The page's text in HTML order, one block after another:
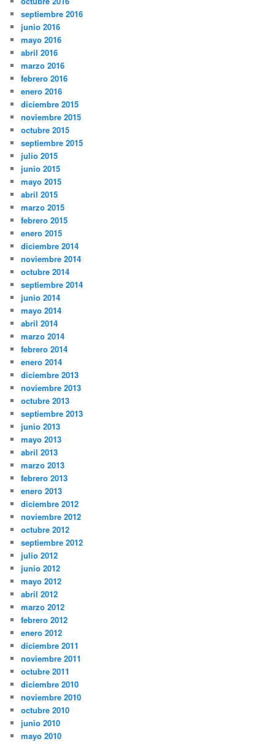
septiembre 2016
junio 2016
mayo 2016
abril 2016
marzo 2016
febrero 2016
enero 2016
diciembre 2015
noviembre 2015
octubre 2015
septiembre 2015
julio 2015
junio 2015
mayo 2015
abril 2015
marzo 2015
febrero 2015
enero 2015
diciembre 2014
noviembre 2014
octubre 2014
septiembre 2014
junio 2014
mayo 2014
abril 2014
marzo 2014
febrero 2014
enero 2014
diciembre 2013
noviembre 2013
octubre 2013
septiembre 2013
junio 2013
mayo 2013
abril 2013
marzo 2013
febrero 2013
enero 2013
diciembre 2012
noviembre 2012
octubre 2012
septiembre 2012
julio 2012
junio 2012
mayo 2012
abril 2012
marzo 2012
febrero 2012
enero 2012
diciembre 2011
noviembre 2011
octubre 2011
diciembre 2010
noviembre 2010
octubre 2010
junio 2010
mayo 2010